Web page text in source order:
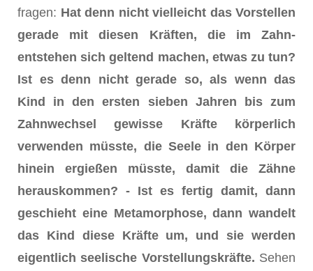
fragen: Hat denn nicht vielleicht das Vorstellen
gerade mit diesen Kräften, die im Zahn­
entstehen sich geltend machen, etwas zu tun?
Ist es denn nicht gerade so, als wenn das
Kind in den ersten sieben Jahren bis zum
Zahnwech­sel gewisse Kräfte körperlich
verwenden müsste, die Seele in den Kör­per
hinein ergießen müsste, damit die Zähne
herauskommen? - Ist es fertig damit, dann
geschieht eine Metamorphose, dann wandelt
das Kind diese Kräfte um, und sie werden
eigentlich seelische Vorstellungs­kräfte. Sehen